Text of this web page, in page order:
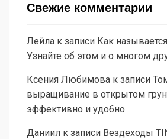
Свежие комментарии
Лейла к записи Как
Узнайте об этом и о многом
Ксения Любимова к записи
выращивание в открытом
эффективно и удобно
Даниил к записи Вездеходы